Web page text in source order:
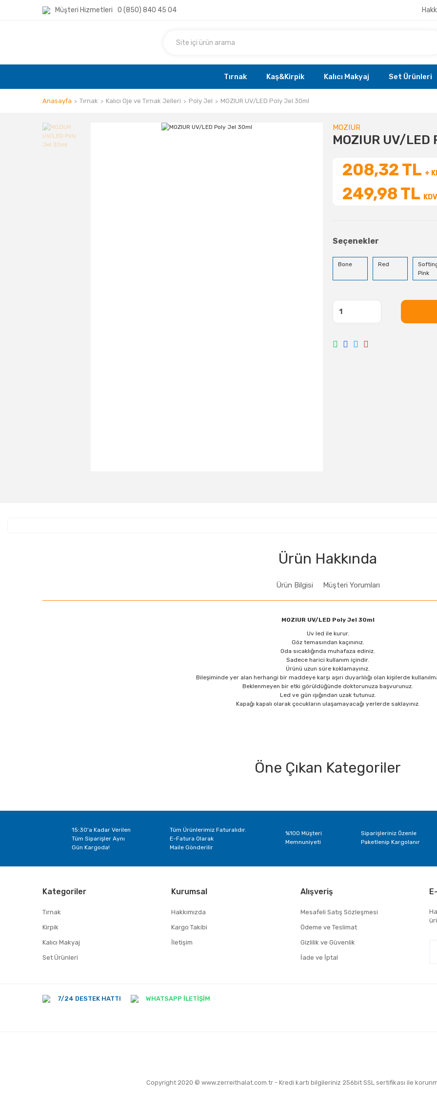
Müşteri Hizmetleri 0 (850) 840 45 04
Tırnak Kaş&Kirpik Kalıcı Makyaj Set Ürünleri
Anasayfa Tırnak Kalıcı Oje ve Tırnak Jelleri Poly Jel MOZIUR UV/LED Poly Jel 30ml
MOZIUR
MOZIUR UV/
208,32 TL +
249,98 TL
Seçenekler
Bone Red
Pink
Ürün Hakkında
Ürün Bilgisi Müşteri Yorumları
MOZIUR UV/LED Poly Jel 30ml
Uv led ile kurur.
Göz temasından kaçınınız.
Oda sıcaklığında muhafaza ediniz.
Sadece harici kullanım içindir.
Ürünü uzun süre koklamayınız.
Bileşiminde yer alan herhangi bir maddeye karşı aşırı duyarlılığı olan kişilerde
Beklenmeyen bir etki görüldüğünde doktorunuza başvurunuz.
Led ve gün ışığından uzak tutunuz.
Kapağı kapalı olarak çocukların ulaşamayacağı yerlerde saklayınız.
Mükemmel
Kesinlikle mükemmel firma ilgili sorunsuz şekilde teslim aldık tavsiye ederim
Öne Çıkan Kategoriler
15:30'a Kadar Verilen
Tüm Siparişler Aynı
Gün Kargoda!
Tüm Ürünlerimiz Faturalıdır.
E-Fatura Olarak
Maile Gönderilir
%100 Müşteri
Memnuniyeti
Siparişleriniz Özenle
Paketlenip Kargolanır
Kategoriler
Tırnak
Kirpik
Kalıcı Makyaj
Set Ürünleri
Kurumsal
Hakkımızda
Kargo Takibi
İletişim
Alışveriş
Mesafeli Satış Sözleşmesi
Ödeme ve Teslimat
Gizlilik ve Güvenlik
İade ve İptal
7/24 DESTEK HATTI WHATSAPP İLETİŞİM
Copyright 2020 © www.zerreithalat.com.tr - Kredi kartı bilgileriniz 256bit SSL sertifikası ile